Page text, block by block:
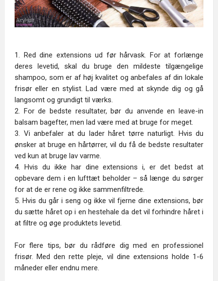
1. Red dine extensions ud før hårvask. For at forlænge
deres levetid, skal du bruge den mildeste tilgængelige
shampoo, som er af høj kvalitet og anbefales af din lokale
frisør eller en stylist. Lad være med at skynde dig og gå
langsomt og grundigt til værks.
2. For de bedste resultater, bør du anvende en leave-in
balsam bagefter, men lad være med at bruge for meget.
3. Vi anbefaler at du lader håret tørre naturligt. Hvis du
ønsker at bruge en hårtørrer, vil du få de bedste resultater
ved kun at bruge lav varme.
4. Hvis du ikke har dine extensions i, er det bedst at
opbevare dem i en lufttæt beholder – så længe du sørger
for at de er rene og ikke sammenfiltrede.
5. Hvis du går i seng og ikke vil fjerne dine extensions, bør
du sætte håret op i en hestehale da det vil forhindre håret i
at filtre og øge produktets levetid.
For flere tips, bør du rådføre dig med en professionel
frisør. Med den rette pleje, vil dine extensions holde 1-6
måneder eller endnu mere.